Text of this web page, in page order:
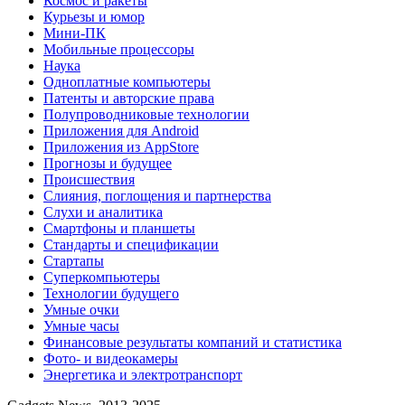
Курьезы и юмор
Мини-ПК
Мобильные процессоры
Наука
Одноплатные компьютеры
Патенты и авторские права
Полупроводниковые технологии
Приложения для Android
Приложения из AppStore
Прогнозы и будущее
Происшествия
Слияния, поглощения и партнерства
Слухи и аналитика
Смартфоны и планшеты
Стандарты и спецификации
Стартапы
Суперкомпьютеры
Технологии будущего
Умные очки
Умные часы
Финансовые результаты компаний и статистика
Фото- и видеокамеры
Энергетика и электротранспорт